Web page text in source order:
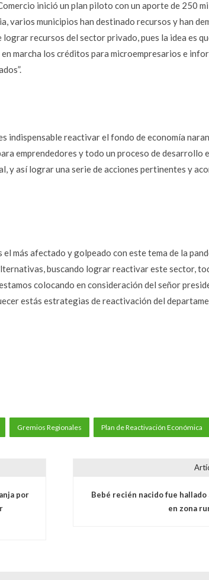
inició un plan piloto con un aporte de 250
varios municipios han destinado recursos y han
recursos del sector privado, pues la idea es
marcha los créditos para microempresarios e
indispensable reactivar el fondo de economía
emprendedores y todo un proceso de desarrollo
y así lograr una serie de acciones pertinentes y
más afectado y golpeado con este tema de la
buscando lograr reactivar este sector,
colocando en consideración del señor
estás estrategias de reactivación del
Gremios Regionales Plan de Reactivación Económica
por
Bebé recién nacido fue hallado
en zona